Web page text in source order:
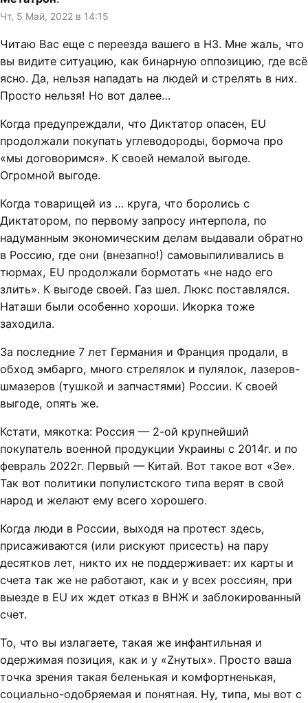
Чт, 5 Май, 2022 в 14:15
Читаю Вас еще с переезда вашего в НЗ. Мне жаль, что
вы видите ситуацию, как бинарную оппозицию, где всё
ясно. Да, нельзя нападать на людей и стрелять в них.
Просто нельзя! Но вот далее…
Когда предупреждали, что Диктатор опасен, EU
продолжали покупать углеводороды, бормоча про
«мы договоримся». К своей немалой выгоде.
Огромной выгоде.
Когда товарищей из … круга, что боролись с
Диктатором, по первому запросу интерпола, по
надуманным экономическим делам выдавали обратно
в Россию, где они (внезапно!) самовыпиливались в
тюрмах, EU продолжали бормотать «не надо его
злить». К выгоде своей. Газ шел. Люкс поставлялся.
Наташи были особенно хороши. Икорка тоже
заходила.
За последние 7 лет Германия и Франция продали, в
обход эмбарго, много стрелялок и пулялок, лазеров-
шмазеров (тушкой и запчастями) России. К своей
выгоде, опять же.
Кстати, мякотка: Россия — 2-ой крупнейший
покупатель военной продукции Украины с 2014г. и по
февраль 2022г. Первый — Китай. Вот такое вот «Зе».
Так вот политики популистского типа верят в свой
народ и желают ему всего хорошего.
Когда люди в России, выходя на протест здесь,
присаживаются (или рискуют присесть) на пару
десятков лет, никто их не поддерживает: их карты и
счета так же не работают, как и у всех россиян, при
выезде в EU их ждет отказ в ВНЖ и заблокированный
счет.
То, что вы излагаете, такая же инфантильная и
одержимая позиция, как и у «Zнутых». Просто ваша
точка зрения такая беленькая и комфортненькая,
социально-одобряемая и понятная. Ну, типа, мы вот с